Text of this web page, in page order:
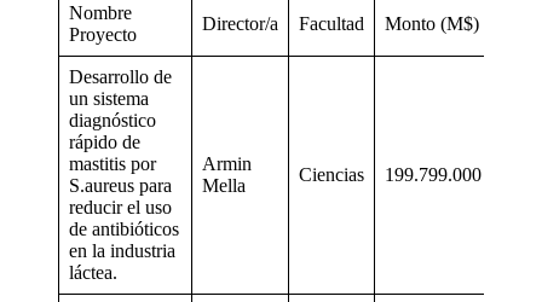
Nombre
Proyecto
Director/a Facultad Monto (M$)
Desarrollo de
un sistema
diagnóstico
rápido de
mastitis por
S.aureus para
reducir el uso
de antibióticos
en la industria
láctea.
Armin
Mella
Ciencias 199.799.000